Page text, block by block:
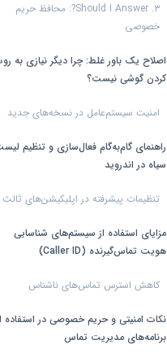
۳. Should I Answer?: محافظ حریم
خصوصی
اصلاح یک باور غلط: چرا دیگر نیازی به
کردن گوشی نیست؟
امنیت سیستم‌عامل در نسخه‌های جدید
راهنمای گام‌به‌گام فعال‌سازی و تنظیم
سیاه در اندروید
تنظیمات پیشرفته در اپلیکیشن‌های ثالث
مزایای استفاده از سیستم‌های شناسایی
هویت تماس‌گیرنده (Caller ID)
کاهش استرس تماس‌های ناشناس
نکات امنیتی و حریم خصوصی در استفاده
برنامه‌های مدیریت تماس